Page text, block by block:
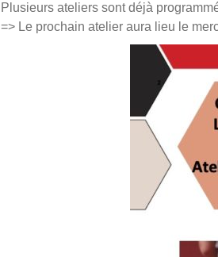
Plusieurs ateliers sont déjà
=> Le prochain atelier aura lieu le